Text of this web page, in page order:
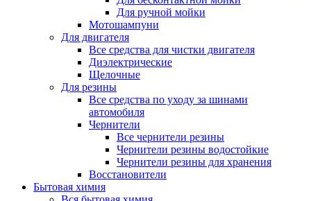
Для ручной мойки
Мотошампуни
Для двигателя
Все средства для чистки двигателя
Диэлектрические
Щелочные
Для резины
Все средства по уходу за шинами
автомобиля
Чернители
Все чернители резины
Чернители резины водостойкие
Чернители резины для хранения
Восстановители
Бытовая химия